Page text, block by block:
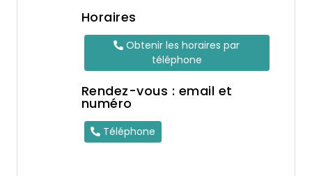
Horaires
Obtenir les horaires par
téléphone
Rendez-vous : email et
numéro
Téléphone